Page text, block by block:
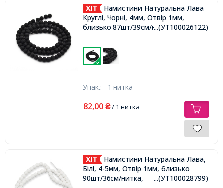
Намистини Натуральна Лава
Круглі, Чорні, 4мм, Отвір 1мм,
близько 87шт/39см/нитка,...(УТ100026122)
Упак.: 1 нитка
82,00 ₴/ 1 нитка
Намистини Натуральна Лава,
Білі, 4-5мм, Отвір 1мм, близько
90шт/36см/нитка,
...(УТ100028799)